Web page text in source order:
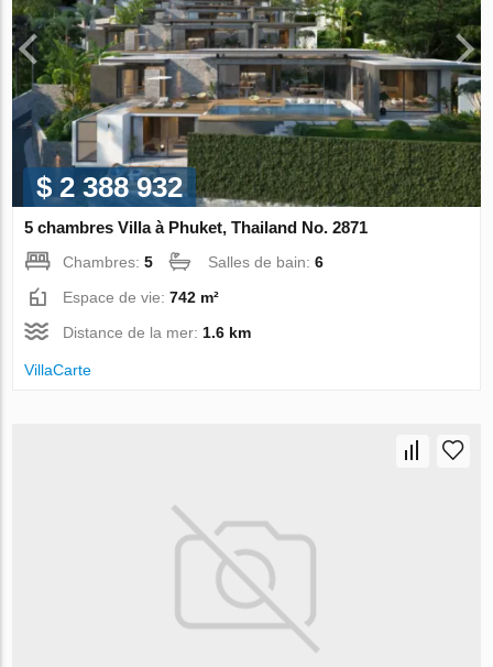
$ 2 388 932
5 chambres Villa à Phuket, Thailand No. 2871
Chambres:5 Salles de bain:6
Espace de vie:742 m²
Distance de la mer: 1.6 km
VillaСarte